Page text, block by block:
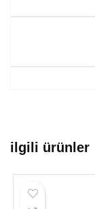
ilgili ürünler